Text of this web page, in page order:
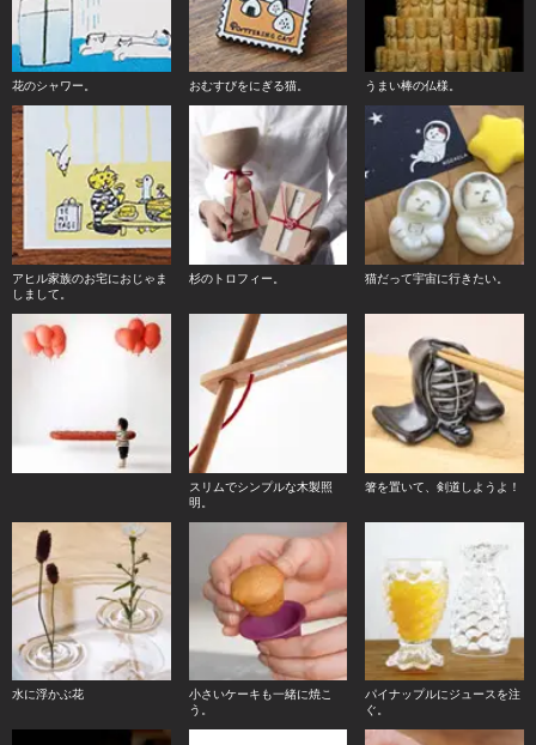
花のシャワー。 おむすびをにぎる猫。 うまい棒の仏様。
アヒル家族のお宅におじゃま
しまして。
杉のトロフィー。 猫だって宇宙に行きたい。
スリムでシンプルな木製照
明。
箸を置いて、剣道しようよ！
水に浮かぶ花
小さいケーキも一緒に焼こ
う。
パイナップルにジュースを注
ぐ。